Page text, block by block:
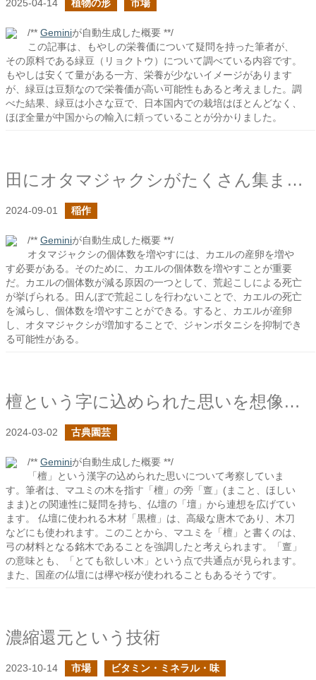
2025-04-14 植物の形 市場
/** Geminiが自動生成した概要 **/
この記事は、もやしの栄養価について疑問を持った筆者が、
その原料である緑豆（リョクトウ）について調べている内容です。
もやしは安くて量がある一方、栄養が少ないイメージがあります
が、緑豆は豆類なので栄養価が高い可能性もあると考えました。調
べた結果、緑豆は小さな豆で、日本国内での栽培はほとんどなく、
ほぼ全量が中国からの輸入に頼っていることが分かりました。
田にオタマジャクシがたくさん集まるにはどうすれば良いのだろう？
2024-09-01 稲作
/** Geminiが自動生成した概要 **/
オタマジャクシの個体数を増やすには、カエルの産卵を増や
す必要がある。そのために、カエルの個体数を増やすことが重要
だ。カエルの個体数が減る原因の一つとして、荒起こしによる死亡
が挙げられる。田んぼで荒起こしを行わないことで、カエルの死亡
を減らし、個体数を増やすことができる。すると、カエルが産卵
し、オタマジャクシが増加することで、ジャンボタニシを抑制でき
る可能性がある。
檀という字に込められた思いを想像する
2024-03-02 古典園芸
/** Geminiが自動生成した概要 **/
「檀」という漢字の込められた思いについて考察していま
す。筆者は、マユミの木を指す「檀」の旁「亶」(まこと、ほしい
まま)との関連性に疑問を持ち、仏壇の「壇」から連想を広げてい
ます。 仏壇に使われる木材「黒檀」は、高級な唐木であり、木刀
などにも使われます。このことから、マユミを「檀」と書くのは、
弓の材料となる銘木であることを強調したと考えられます。「亶」
の意味とも、「とても欲しい木」という点で共通点が見られます。
また、国産の仏壇には欅や桜が使われることもあるそうです。
濃縮還元という技術
2023-10-14 市場 ビタミン・ミネラル・味